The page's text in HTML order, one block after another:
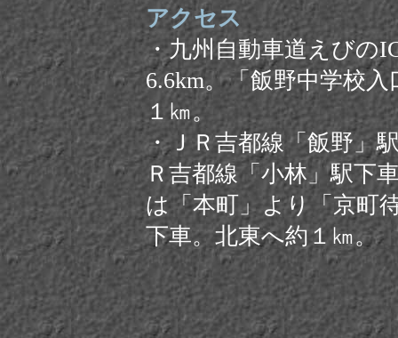
アクセス
・九州自動車道えびの
6.6km。「飯野中学校
１㎞。
・ＪＲ吉都線「飯野」
Ｒ吉都線「小林」駅下
は「本町」より「京町
下車。北東へ約１㎞。